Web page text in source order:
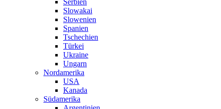
Serbien
Slowakai
Slowenien
Spanien
Tschechien
Türkei
Ukraine
Ungarn
Nordamerika
USA
Kanada
Südamerika